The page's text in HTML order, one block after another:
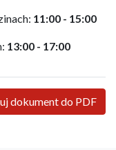
11:00 - 15:00
13:00 - 17:00
dokument do PDF